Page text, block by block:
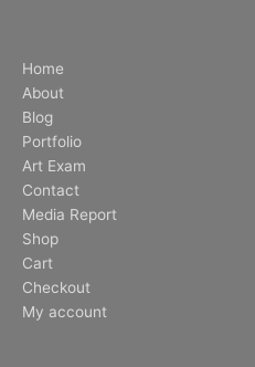
Home
About
Blog
Portfolio
Art Exam
Contact
Media Report
Shop
Cart
Checkout
My account